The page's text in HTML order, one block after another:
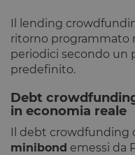
Il lending
ritorno programmato
periodici secondo un
predefinito.
Debt
in economia reale
Il debt crowdfunding
minibond emessi da
tADe
tTE